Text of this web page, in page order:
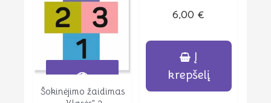
Peržiūrėti
Šokinėjimo žaidimas
iš
6,00 €
Į
krepšelį